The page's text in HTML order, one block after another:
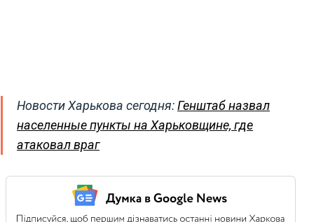
Новости Харькова сегодня:Генштаб назвал
населенные пункты на Харьковщине, где
атаковал враг